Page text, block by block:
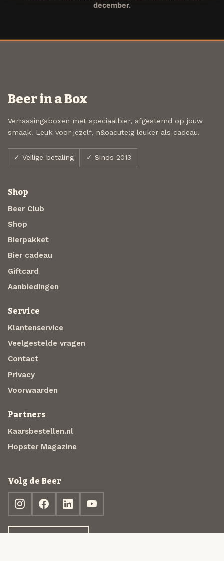
december.
Beer in a Box
Verrassingsboxen met speciaalbier, afgestemd op jouw
smaak. Leuk voor jezelf, n&oacute;g leuker als cadeau.
✓ Veilige betaling ✓ Sinds 2013
Shop
Beer Club
Shop
Bierpakket
Bier cadeau
Giftcard
Aanbiedingen
Service
Klantenservice
Veelgestelde vragen
Contact
Privacy
Voorwaarden
Partners
Kaarsbestellen.nl
Hopster Magazine
Volg de Beer